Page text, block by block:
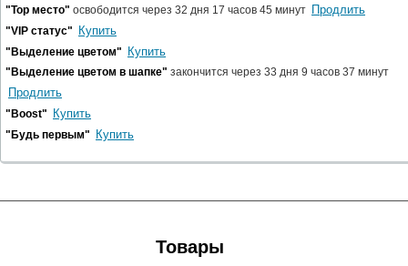
"Top место" освободится через 32 дня 17 часов 45 минут Продлить
"VIP статус" Купить
"Выделение цветом" Купить
"Выделение цветом в шапке" закончится через 33 дня 9 часов 37 минут
Продлить
"Boost" Купить
"Будь первым" Купить
Товары